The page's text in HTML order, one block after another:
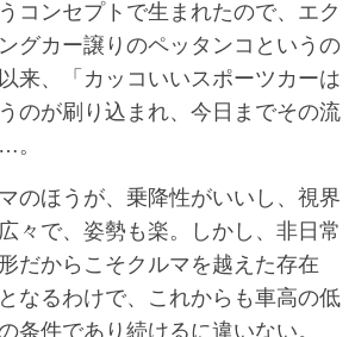
コンセプトで生まれたので、エク
グカー譲りのペッタンコというの
来、「カッコいいスポーツカーは
のが刷り込まれ、今日までその流
。
のほうが、乗降性がいいし、視界
々で、姿勢も楽。しかし、非日常
だからこそクルマを越えた存在
なるわけで、これからも車高の低
条件であり続けるに違いない。